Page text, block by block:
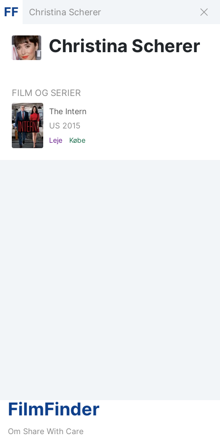
FF
Christina Scherer
FILM OG SERIER
The Intern
US 2015
Leje Købe
FilmFinder
Om Share With Care